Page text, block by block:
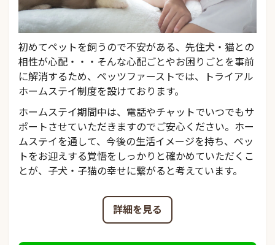
初めてペットを飼うので不安がある、先住犬・猫との
相性が心配・・・そんな心配ごとやお困りごとを事前
に解消するため、ペッツファーストでは、トライアル
ホームステイ制度を設けております。
ホームステイ期間中は、電話やチャットでいつでもサ
ポートさせていただきますのでご安心ください。ホー
ムステイを通して、今後の生活イメージを持ち、ペッ
トをお迎えする覚悟をしっかりと確かめていただくこ
とが、子犬・子猫の幸せに繋がると考えています。
詳細を見る